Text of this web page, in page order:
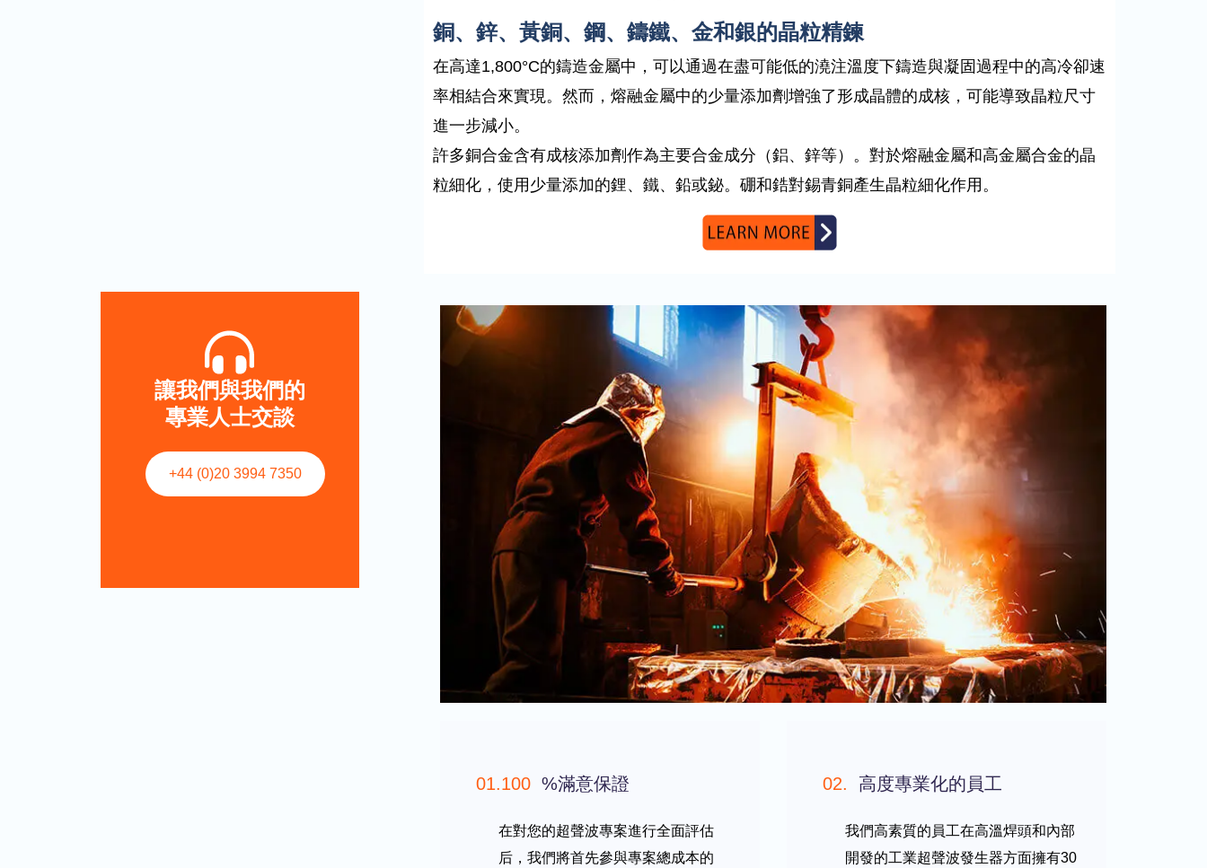
銅、鋅、黃銅、鋼、鑄鐵、金和銀的晶粒精鍊
在高達1,800°C的鑄造金屬中，可以通過在盡可能低的澆注溫度下鑄造與凝固過程中的高冷卻速
率相結合來實現。然而，熔融金屬中的少量添加劑增強了形成晶體的成核，可能導致晶粒尺寸
進一步減小。
許多銅合金含有成核添加劑作為主要合金成分（鋁、鋅等）。對於熔融金屬和高金屬合金的晶
粒細化，使用少量添加的鋰、鐵、鉛或鉍。硼和鋯對錫青銅產生晶粒細化作用。
讓我們與我們的
專業人士交談
+44 (0)20 3994 7350
01.100 %滿意保證
在對您的超聲波專案進行全面評估
后，我們將首先參與專案總成本的
02. 高度專業化的員工
我們高素質的員工在高溫焊頭和內部
開發的工業超聲波發生器方面擁有30